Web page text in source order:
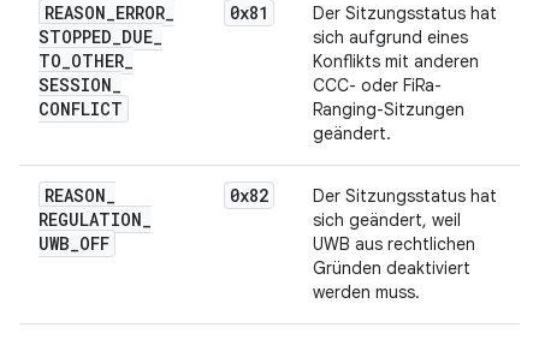
REASON_ERROR_
STOPPED_DUE_
TO_OTHER_
SESSION_
CONFLICT
0x81
Der Sitzungsstatus hat
sich aufgrund eines
Konflikts mit anderen
CCC- oder FiRa-
Ranging-Sitzungen
geändert.
REASON_
REGULATION_
UWB_OFF
0x82
Der Sitzungsstatus hat
sich geändert, weil
UWB aus rechtlichen
Gründen deaktiviert
werden muss.